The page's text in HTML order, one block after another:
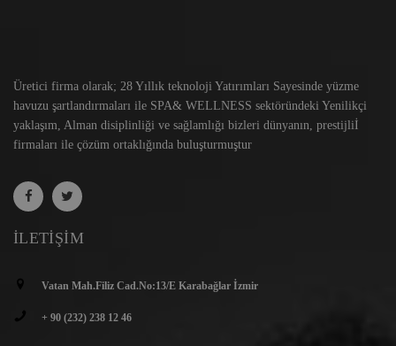
Üretici firma olarak; 28 Yıllık teknoloji Yatırımları Sayesinde yüzme
havuzu şartlandırmaları ile SPA& WELLNESS sektöründeki Yenilikçi
yaklaşım, Alman disiplinliği ve sağlamlığı bizleri dünyanın, prestijliİ
firmaları ile çözüm ortaklığında buluşturmuştur
İLETIŞIM
Vatan Mah.Filiz Cad.No:13/E Karabağlar İzmir
+ 90 (232) 238 12 46